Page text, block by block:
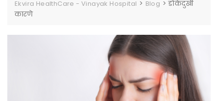
Ekvira HealthCare - Vinayak Hospital > Blog >डोकेदुखी
कारणे